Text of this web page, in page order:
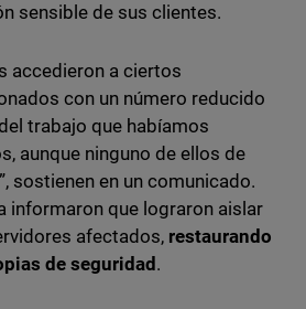
sensible de sus clientes.
accedieron a ciertos
con un número reducido
trabajo que habíamos
aunque ninguno de ellos de
sostienen en un comunicado.
informaron que lograron aislar
afectados, restaurando
de seguridad .